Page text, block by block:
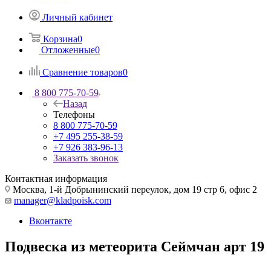
Личный кабинет
Корзина0
Отложенные0
Сравнение товаров0
8 800 775-70-59
Назад
Телефоны
8 800 775-70-59
+7 495 255-38-59
+7 926 383-96-13
Заказать звонок
Контактная информация
Москва, 1-й Добрынинский переулок, дом 19 стр 6, офис 2
manager@kladpoisk.com
Вконтакте
Подвеска из метеорита Сеймчан арт 19